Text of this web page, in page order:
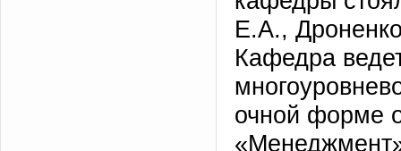
Е.А.,
Кафедра
очной форме